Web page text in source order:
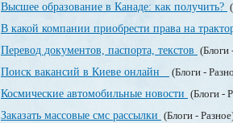
Высшее образование в Канаде: как получить?
В какой компании приобрести права на
Перевод документов, паспорта, текстов (Блоги
Поиск вакансий в Киеве онлайн (Блоги -
Космические автомобильные новости (Блоги -
Заказать массовые смс рассылки (Блоги -